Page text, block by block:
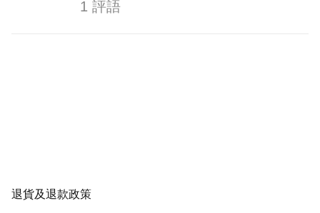
1 評語
退貨及退款政策